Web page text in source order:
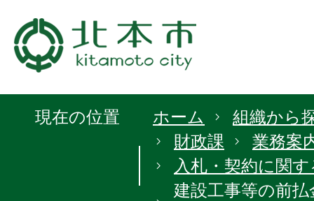
現在の位置 ホーム
組織から
財政課
業務案
入札・契約に関
建設工事等の前